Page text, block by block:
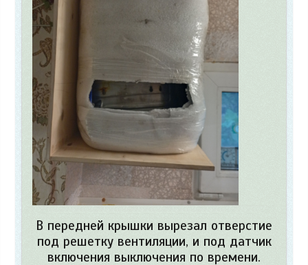
В передней крышки вырезал отверстие
под решетку вентиляции, и под датчик
включения выключения по времени.